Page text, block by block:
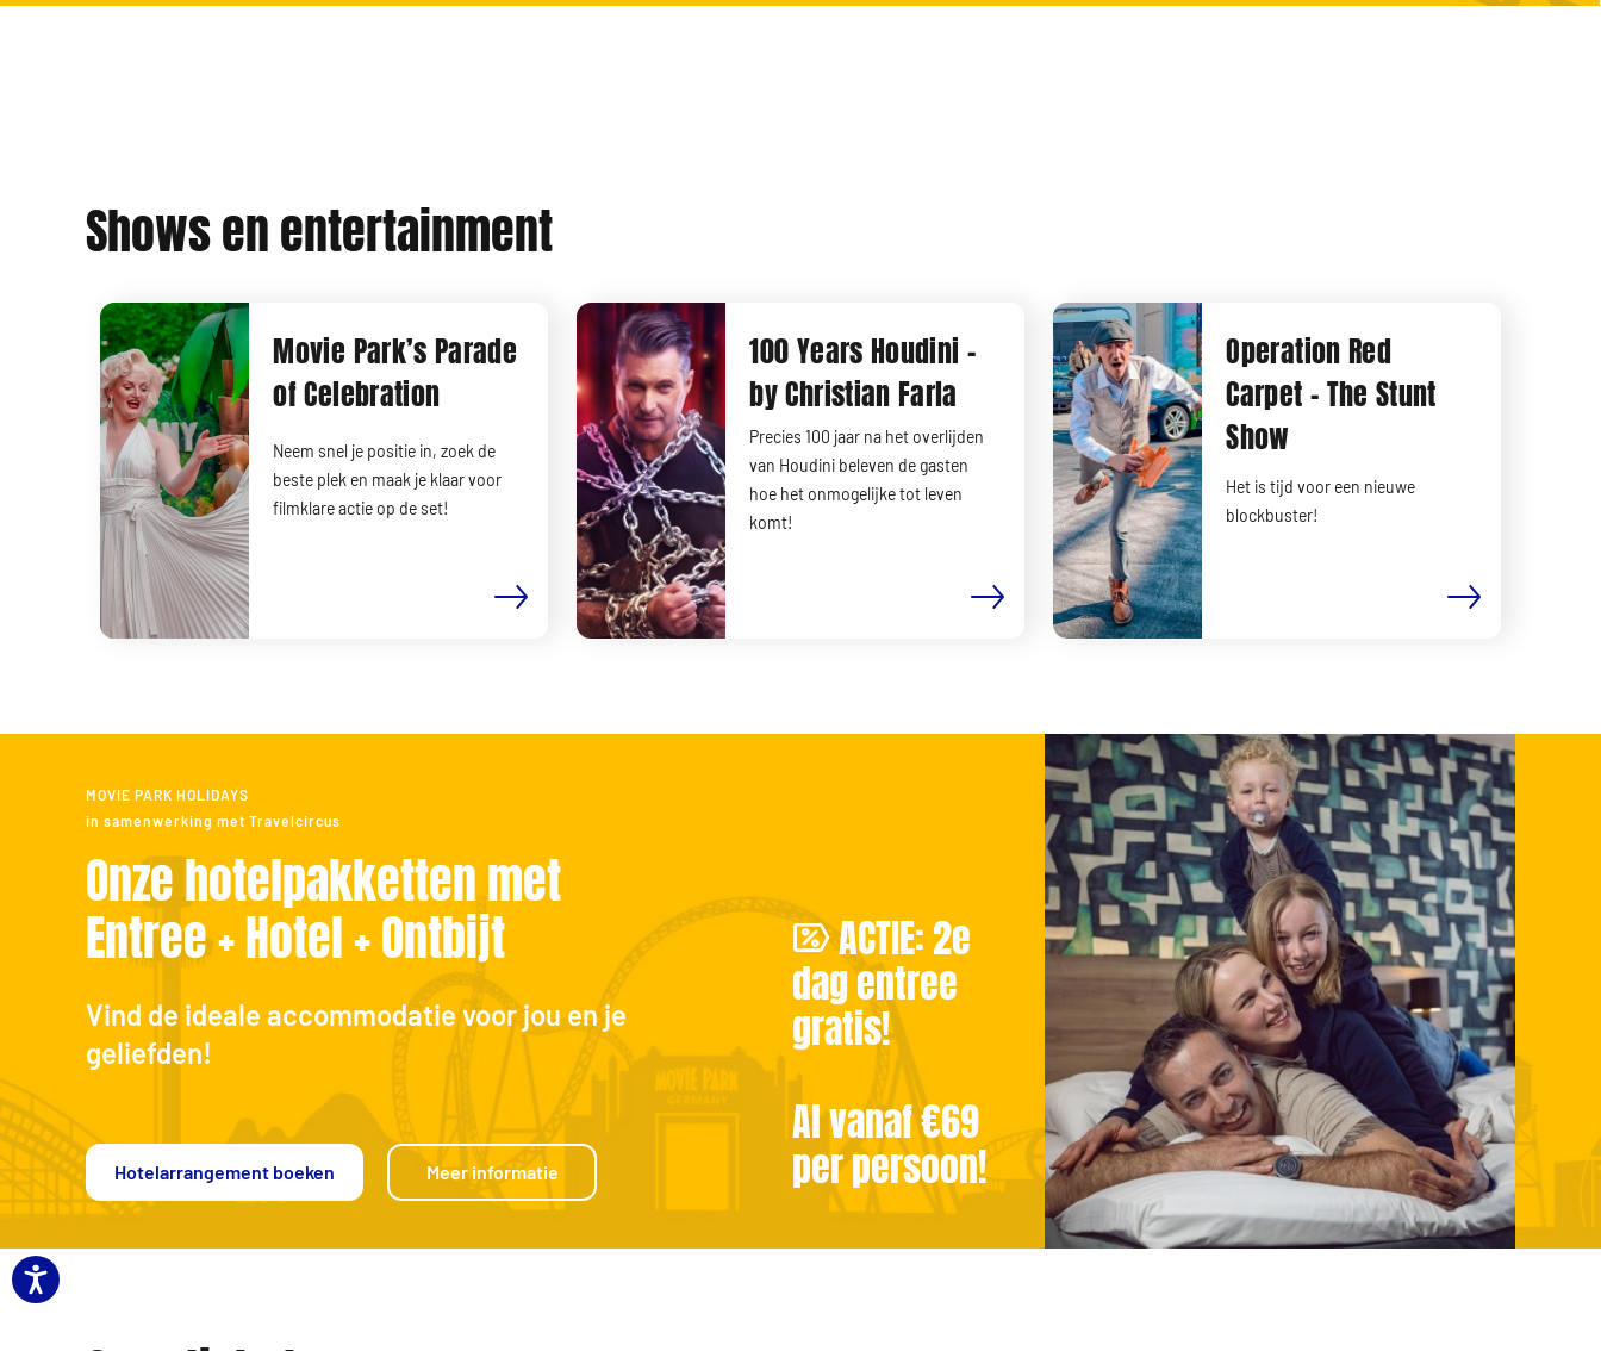
Shows en entertainment
Movie Park’s Parade
of Celebration
Neem snel je positie in, zoek de
beste plek en maak je klaar voor
filmklare actie op de set!
100 Years Houdini -
by Christian Farla
Precies 100 jaar na het overlijden
van Houdini beleven de gasten
hoe het onmogelijke tot leven
komt!
Operation Red
Carpet - The Stunt
Show
Het is tijd voor een nieuwe
blockbuster!
MOVIE PARK HOLIDAYS
in samenwerking met Travelcircus
Onze hotelpakketten met
Entree + Hotel + Ontbijt
Vind de ideale accommodatie voor jou en je
geliefden!
Hotelarrangement boeken Meer informatie
Al vanaf €69
per persoon!
ACTIE: 2e
dag entree
gratis!